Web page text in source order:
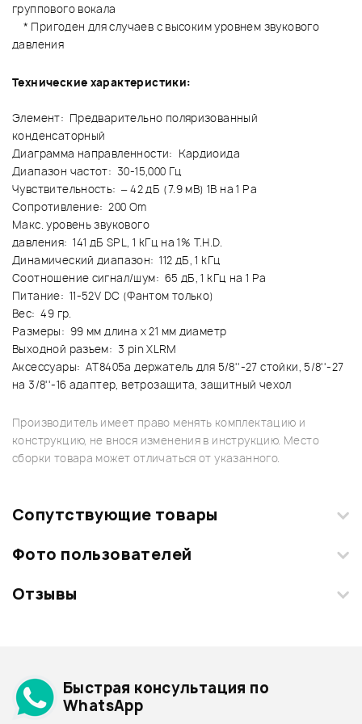
группового вокала
* Пригоден для случаев с высоким уровнем звукового
давления
Технические характеристики:
Элемент: Предварительно поляризованный
конденсаторный
Диаграмма направленности: Кардиоида
Диапазон частот: 30-15,000 Гц
Чувствительность: – 42 дБ (7.9 мВ) 1В на 1 Pa
Сопротивление: 200 Om
Макс. уровень звукового
давления: 141 дБ SPL, 1 kГц на 1% T.H.D.
Динамический диапазон: 112 дБ, 1 kГц
Соотношение сигнал/шум: 65 дБ, 1 kГц на 1 Pa
Питание: 11-52V DC (Фантом только)
Вес: 49 гр.
Размеры: 99 мм длина x 21 мм диаметр
Выходной разъем: 3 pin XLRМ
Аксессуары: AT8405a держатель для 5/8''-27 стойки, 5/8''-27
на 3/8''-16 адаптер, ветрозащита, защитный чехол
Производитель имеет право менять комплектацию и
конструкцию, не внося изменения в инструкцию. Место
сборки товара может отличаться от указанного.
Сопутствующие товары
Фото пользователей
Загрузите свои фотографии купленного товара и получите
Отзывы
Архив товаров - дешевле
Архив товаров - дороже
Быстрая консультация по
WhatsApp